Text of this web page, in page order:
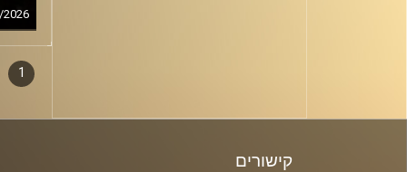
סגירה
1
קישורים